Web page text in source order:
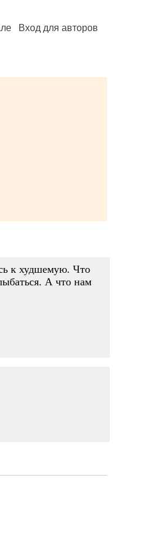
Вход для авторов
к худшемую. Что
А что нам